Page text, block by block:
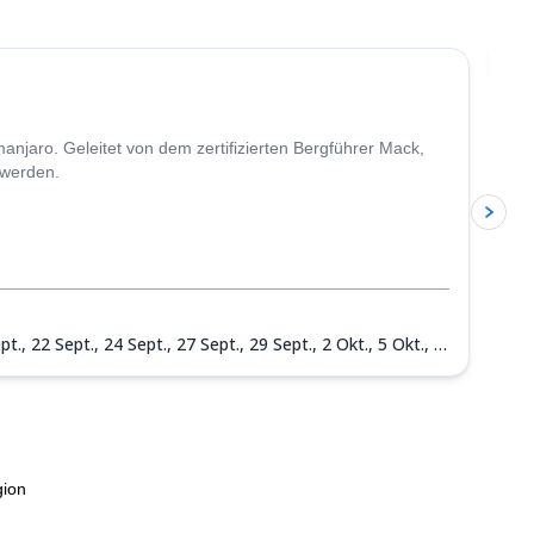
Geleitet von dem zertifizierten Bergführer Mack,
22 Sept., 24 Sept., 27 Sept., 29 Sept., 2 Okt., 5 Okt., 7